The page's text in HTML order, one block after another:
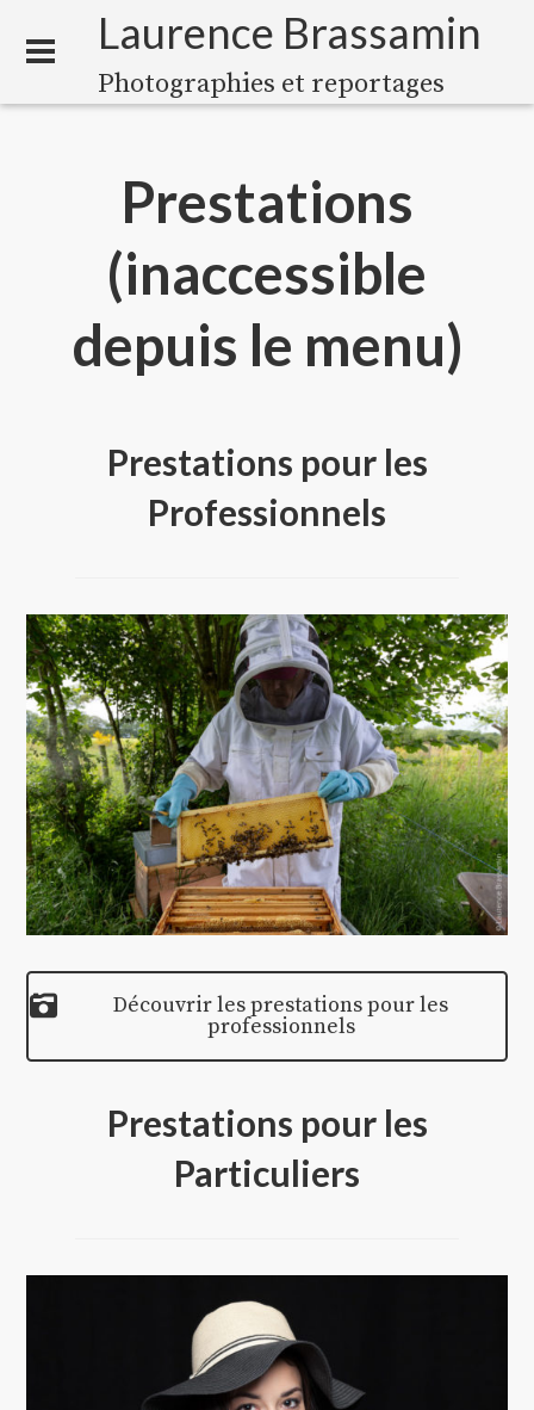
Laurence Brassamin
Photographies et reportages
Prestations
(inaccessible
depuis le menu)
Prestations pour les
Professionnels
Découvrir les prestations pour les
professionnels
Prestations pour les
Particuliers